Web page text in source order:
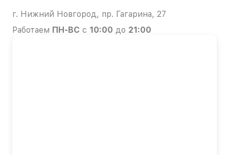
г. Нижний Новгород, пр. Гагарина, 27
Работаем ПН-ВС с 10:00 до 21:00